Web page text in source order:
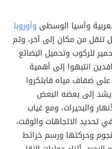
وآسيا الوسطى وأوروبا
تنقل من مكان إلى آخر، وتم
للركوب وتحميل البضائع
انتبهوا إلى أهمية
ضفاف مياه فابتكروا
إلى بعضه البعض
والبحيرات، ومع غياب
تحديد الاتجاهات والوقت،
وحركتها ورسم خرائط